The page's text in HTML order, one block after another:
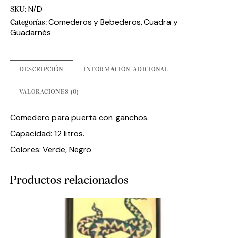
SKU: N/D
Categorías:Comederos y Bebederos,Cuadra y
Guadarnés
DESCRIPCIÓN INFORMACIÓN ADICIONAL
VALORACIONES (0)
Comedero para puerta con ganchos.
Capacidad: 12 litros.
Colores: Verde, Negro
Productos relacionados